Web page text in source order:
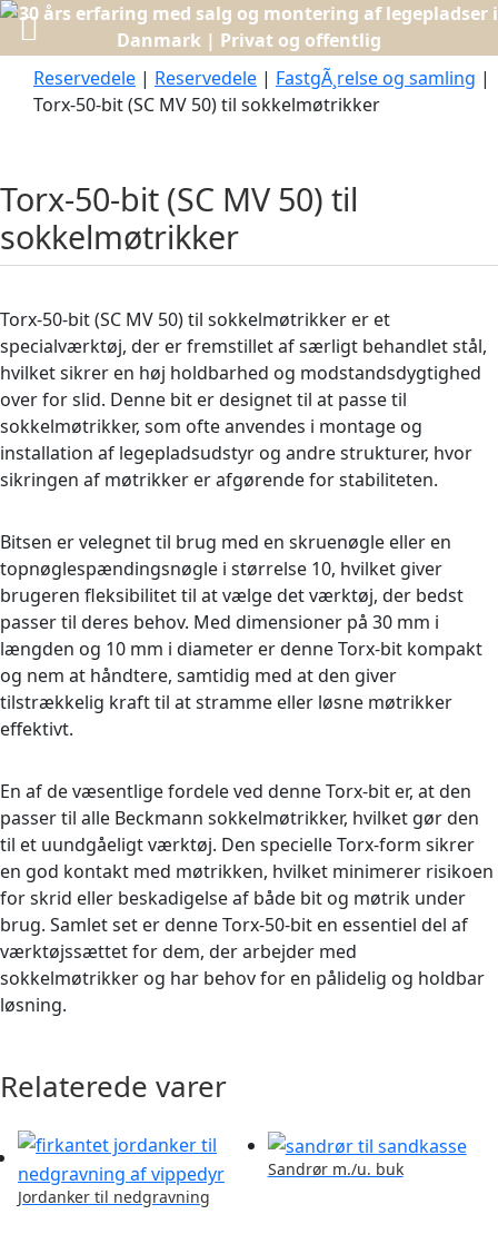
Reservedele | Reservedele | FastgÃ¸relse og samling |
Torx-50-bit (SC MV 50) til sokkelmøtrikker
Torx-50-bit (SC MV 50) til
sokkelmøtrikker
Torx-50-bit (SC MV 50) til sokkelmøtrikker er et
specialværktøj, der er fremstillet af særligt behandlet stål,
hvilket sikrer en høj holdbarhed og modstandsdygtighed
over for slid. Denne bit er designet til at passe til
sokkelmøtrikker, som ofte anvendes i montage og
installation af legepladsudstyr og andre strukturer, hvor
sikringen af møtrikker er afgørende for stabiliteten.
Bitsen er velegnet til brug med en skruenøgle eller en
topnøglespændingsnøgle i størrelse 10, hvilket giver
brugeren fleksibilitet til at vælge det værktøj, der bedst
passer til deres behov. Med dimensioner på 30 mm i
længden og 10 mm i diameter er denne Torx-bit kompakt
og nem at håndtere, samtidig med at den giver
tilstrækkelig kraft til at stramme eller løsne møtrikker
effektivt.
En af de væsentlige fordele ved denne Torx-bit er, at den
passer til alle Beckmann sokkelmøtrikker, hvilket gør den
til et uundgåeligt værktøj. Den specielle Torx-form sikrer
en god kontakt med møtrikken, hvilket minimerer risikoen
for skrid eller beskadigelse af både bit og møtrik under
brug. Samlet set er denne Torx-50-bit en essentiel del af
værktøjssættet for dem, der arbejder med
sokkelmøtrikker og har behov for en pålidelig og holdbar
løsning.
Relaterede varer
Jordanker til nedgravning
Sandrør m./u. buk